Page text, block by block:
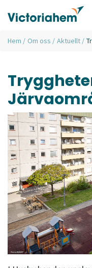
Hem / Om oss / Aktuellt /